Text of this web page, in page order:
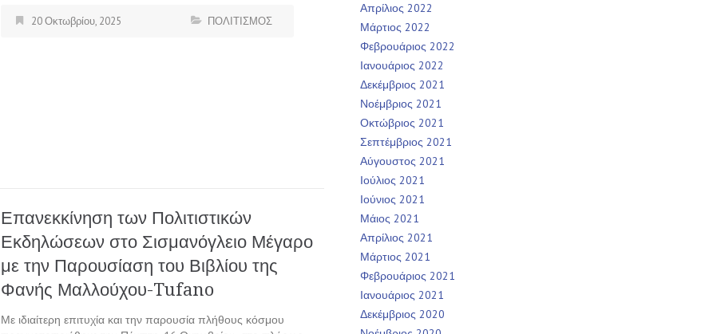
20 Οκτωβρίου, 2025 ΠΟΛΙΤΙΣΜΟΣ
Επανεκκίνηση των Πολιτιστικών
Εκδηλώσεων στο Σισμανόγλειο Μέγαρο
με την Παρουσίαση του Βιβλίου της
Φανής Μαλλούχου-Tufano
Με ιδιαίτερη επιτυχία και την παρουσία πλήθους κόσμου
Απρίλιος 2022
Μάρτιος 2022
Φεβρουάριος 2022
Ιανουάριος 2022
Δεκέμβριος 2021
Νοέμβριος 2021
Οκτώβριος 2021
Σεπτέμβριος 2021
Αύγουστος 2021
Ιούλιος 2021
Ιούνιος 2021
Μάιος 2021
Απρίλιος 2021
Μάρτιος 2021
Φεβρουάριος 2021
Ιανουάριος 2021
Δεκέμβριος 2020